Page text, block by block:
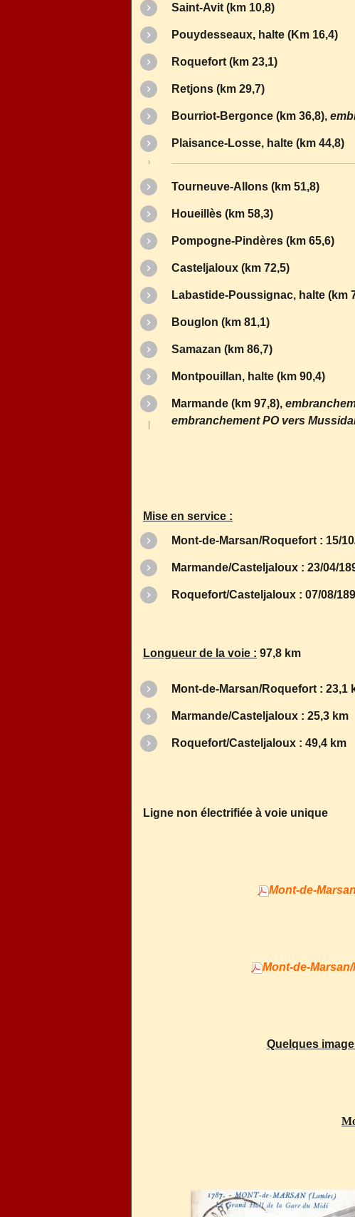
Saint-Avit (km 10,8)
Pouydesseaux, halte (Km 16,4)
Roquefort (km 23,1)
Retjons (km 29,7)
Bourriot-Bergonce (km 36,8),
Plaisance-Losse,
Tourneuve-
Houeillès (km 58,3)
Pompogne-Pindères (km 65,6)
Casteljaloux (km 72,5)
Labastide-Poussignac, halte (km
Bouglon (km 81,1)
Samazan (km 86,7)
Montpouillan, halte (km 90,4)
Marmande (km 97,8),
embranchement PO vers
Mise en service :
Mont-de-Marsan/Roquefort : 15/
Marmande/Casteljaloux : 23/04/
Roquefort/Casteljaloux : 07/08/
Longueur de la voie : 97,8 km
Mont-de-Marsan/Roquefort : 23,1
Marmande/Casteljaloux : 25,3 km
Roquefort/Casteljaloux : 49,4 km
Ligne non électrifiée à voie unique
Mont-de-
Mont-de-
Quelques